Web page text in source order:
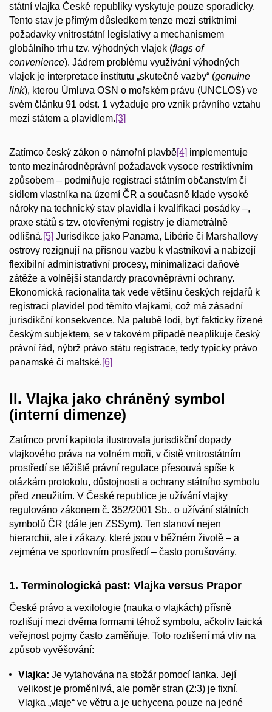
státní vlajka České republiky vyskytuje pouze sporadicky.
Tento stav je přímým důsledkem tenze mezi striktními
požadavky vnitrostátní legislativy a mechanismem
globálního trhu tzv. výhodných vlajek (flags of
convenience). Jádrem problému využívání výhodných
vlajek je interpretace institutu „skutečné vazby“ (genuine
link), kterou Úmluva OSN o mořském právu (UNCLOS) ve
svém článku 91 odst. 1 vyžaduje pro vznik právního vztahu
mezi státem a plavidlem.[3]
Zatímco český zákon o námořní plavbě [4] implementuje
tento mezinárodněprávní požadavek vysoce restriktivním
způsobem – podmiňuje registraci státním občanstvím či
sídlem vlastníka na území ČR a současně klade vysoké
nároky na technický stav plavidla i kvalifikaci posádky –,
praxe států s tzv. otevřenými registry je diametrálně
odlišná. [5] Jurisdikce jako Panama, Libérie či Marshallovy
ostrovy rezignují na přísnou vazbu k vlastníkovi a nabízejí
flexibilní administrativní procesy, minimalizaci daňové
zátěže a volnější standardy pracovněprávní ochrany.
Ekonomická racionalita tak vede většinu českých rejdařů k
registraci plavidel pod těmito vlajkami, což má zásadní
jurisdikční konsekvence. Na palubě lodi, byť fakticky řízené
českým subjektem, se v takovém případě neaplikuje český
právní řád, nýbrž právo státu registrace, tedy typicky právo
panamské či maltské. [6]
II. Vlajka jako chráněný symbol
(interní dimenze)
Zatímco první kapitola ilustrovala jurisdikční dopady
vlajkového práva na volném moři, v čistě vnitrostátním
prostředí se těžiště právní regulace přesouvá spíše k
otázkám protokolu, důstojnosti a ochrany státního symbolu
před zneužitím. V České republice je užívání vlajky
regulováno zákonem č. 352/2001 Sb., o užívání státních
symbolů ČR (dále jen ZSSym). Ten stanoví nejen
hierarchii, ale i zákazy, které jsou v běžném životě – a
zejména ve sportovním prostředí – často porušovány.
1. Terminologická past: Vlajka versus Prapor
České právo a vexilologie (nauka o vlajkách) přísně
rozlišují mezi dvěma formami téhož symbolu, ačkoliv laická
veřejnost pojmy často zaměňuje. Toto rozlišení má vliv na
způsob vyvěšování:
Vlajka: Je vytahována na stožár pomocí lanka. Její
velikost je proměnlivá, ale poměr stran (2:3) je fixní.
Vlajka „vlaje“ ve větru a je uchycena pouze na jedné